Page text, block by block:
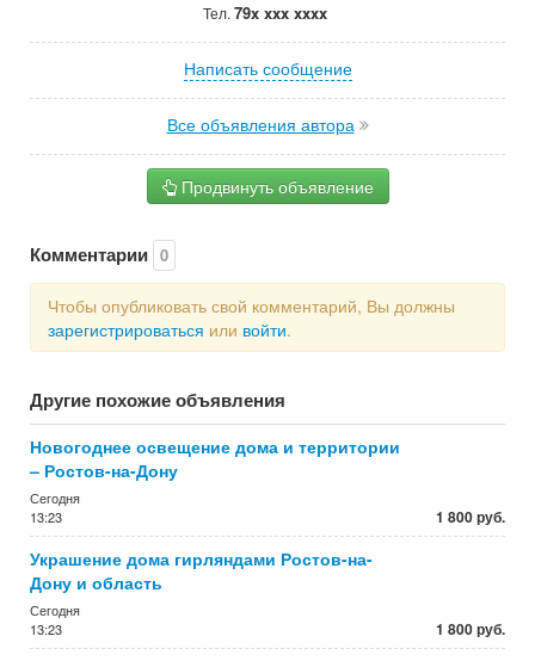
Тел. 79x xxx xxxx
Написать сообщение
Все объявления автора
Продвинуть объявление
Комментарии 0
Чтобы опубликовать свой комментарий, Вы должны
зарегистрироваться или войти.
Другие похожие объявления
Новогоднее освещение дома и территории
– Ростов-на-Дону
Сегодня
13:23
1 800 руб.
Украшение дома гирляндами Ростов-на-
Дону и область
Сегодня
13:23
1 800 руб.